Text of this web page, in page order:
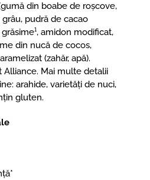
din boabe de roșcove,
pudră de cacao
amidon modificat,
din nucă de cocos,
(zahăr, apă).
Alliance. Mai multe detalii
arahide, varietăți de nuci,
gluten.